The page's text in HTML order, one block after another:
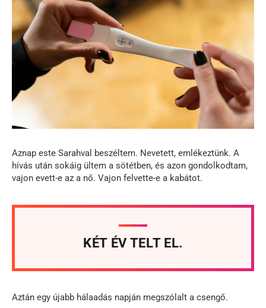
Aznap este Sarahval beszéltem. Nevetett, emlékeztünk. A
hívás után sokáig ültem a sötétben, és azon gondolkodtam,
vajon evett-e az a nő. Vajon felvette-e a kabátot.
KÉT ÉV TELT EL.
Aztán egy újabb hálaadás napján megszólalt a csengő.